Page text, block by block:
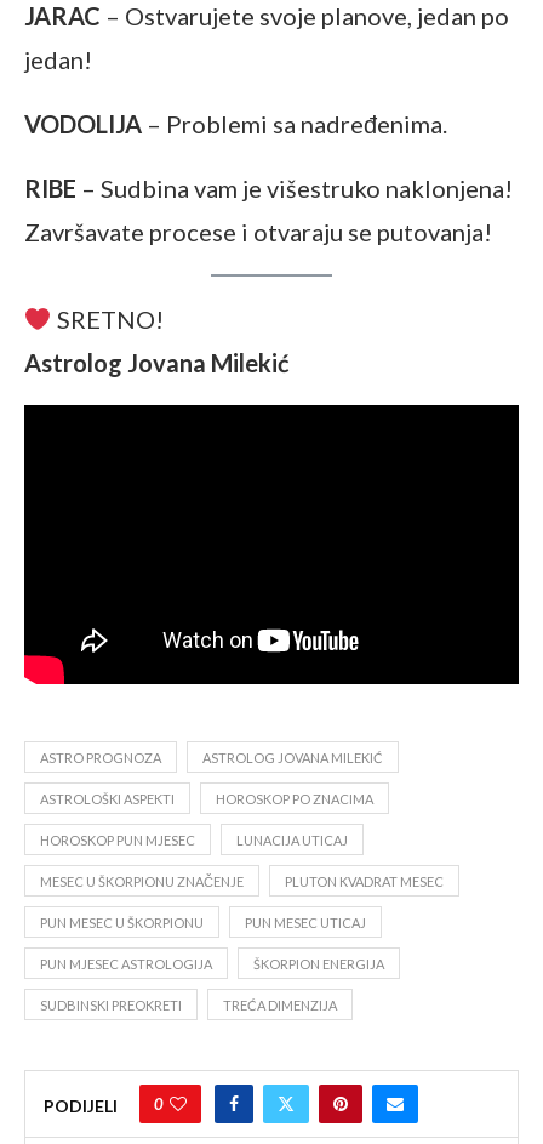
JARAC – Ostvarujete svoje planove, jedan po
jedan!
VODOLIJA – Problemi sa nadređenima.
RIBE – Sudbina vam je višestruko naklonjena!
Završavate procese i otvaraju se putovanja!
SRETNO!
Astrolog Jovana Milekić
ASTRO PROGNOZA ASTROLOG JOVANA MILEKIĆ
ASTROLOŠKI ASPEKTI HOROSKOP PO ZNACIMA
HOROSKOP PUN MJESEC LUNACIJA UTICAJ
MESEC U ŠKORPIONU ZNAČENJE PLUTON KVADRAT MESEC
PUN MESEC U ŠKORPIONU PUN MESEC UTICAJ
PUN MJESEC ASTROLOGIJA ŠKORPION ENERGIJA
SUDBINSKI PREOKRETI TREĆA DIMENZIJA
PODIJELI 0